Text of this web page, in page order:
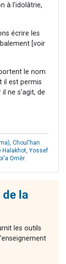
à l'idolâtrie,
écrire les
[voir
le nom
il est permis
ne s'agit, de
, Choul'han
Halakhot, Yossef
Omèr.
de la
les outils